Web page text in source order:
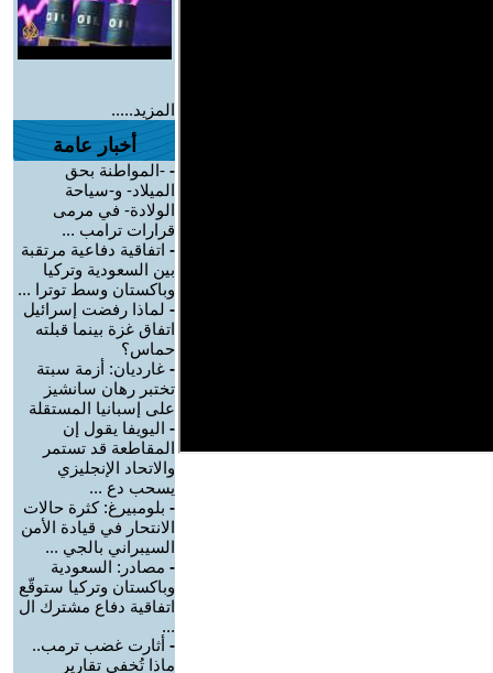
المزيد.....
أخبار عامة
- -المواطنة بحق
الميلاد- و-سياحة
الولادة- في مرمى
قرارات ترامب ...
- اتفاقية دفاعية مرتقبة
بين السعودية وتركيا
وباكستان وسط توترا ...
- لماذا رفضت إسرائيل
اتفاق غزة بينما قبلته
حماس؟
- غارديان: أزمة سبتة
تختبر رهان سانشيز
على إسبانيا المستقلة
- اليويفا يقول إن
المقاطعة قد تستمر
والاتحاد الإنجليزي
يسحب دع ...
- بلومبيرغ: كثرة حالات
الانتحار في قيادة الأمن
السيبراني بالجي ...
- مصادر: السعودية
وباكستان وتركيا ستوقّع
اتفاقية دفاع مشترك ال
...
- أثارت غضب ترمب..
ماذا تُخفي تقارير